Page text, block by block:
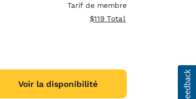
Tarif de membre
Afficher les détails totaux
$119 Total
Voir la disponibilité